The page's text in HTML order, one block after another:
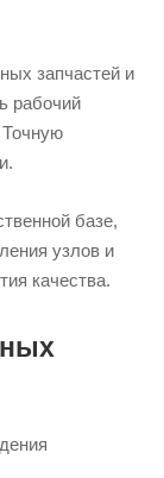
запчастей и
рабочий
Точную
базе,
узлов и
качества.